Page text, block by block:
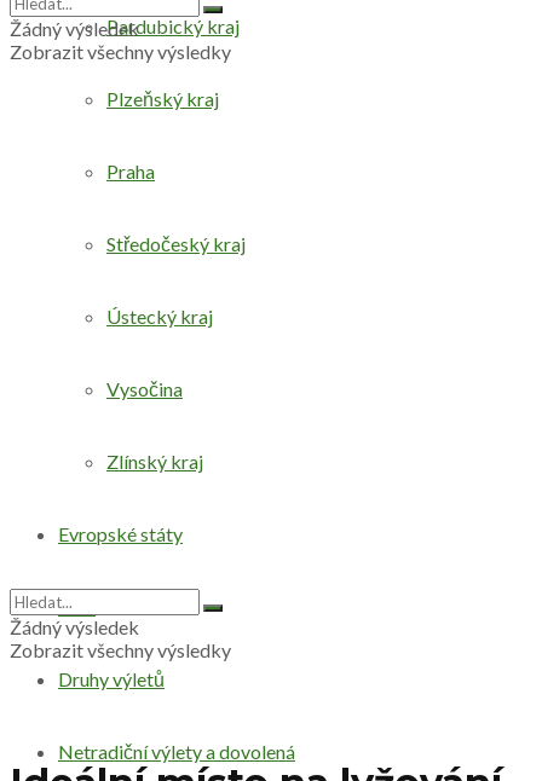
Pardubický kraj
Plzeňský kraj
Praha
Středočeský kraj
Ústecký kraj
Vysočina
Zlínský kraj
Evropské státy
Svět
Druhy výletů
Netradiční výlety a dovolená
Žádný výsledek
Zobrazit všechny výsledky
Žádný výsledek
Zobrazit všechny výsledky